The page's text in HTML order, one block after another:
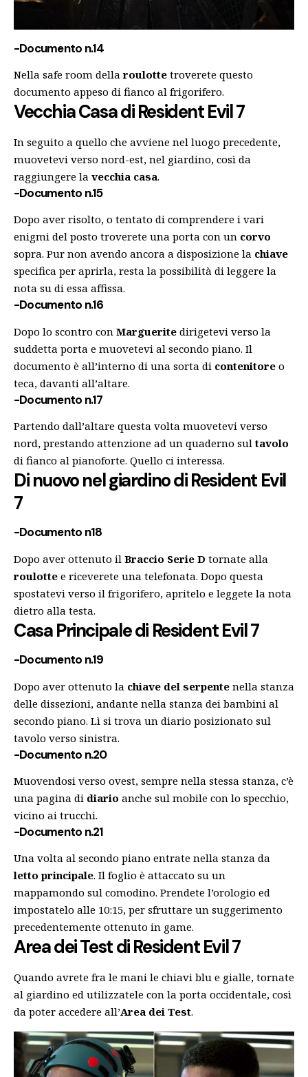
-Documento n.14
Nella safe room dellaroulotte troverete questo
documento appeso di fianco al frigorifero.
Vecchia Casadi Resident Evil 7
In seguito a quello che avviene nel luogo precedente,
muovetevi verso nord-est, nel giardino, così da
raggiungere la vecchia casa.
-Documento n.15
Dopo aver risolto, o tentato di comprendere i vari
enigmi del posto troverete una porta con un corvo
sopra. Pur non avendo ancora a disposizione la chiave
specifica per aprirla, resta la possibilità di leggere la
nota su di essa affissa.
-Documento n.16
Dopo lo scontro con Marguerite dirigetevi verso la
suddetta porta e muovetevi al secondo piano. Il
documento è all’interno di una sorta di contenitore o
teca, davanti all’altare.
-Documento n.17
Partendo dall’altare questa volta muovetevi verso
nord, prestando attenzione ad un quaderno sultavolo
di fianco al pianoforte. Quello ci interessa.
Di nuovo nel giardinodi Resident Evil
7
-Documento n18
Dopo aver ottenuto il Braccio Serie D tornate alla
roulotte e riceverete una telefonata. Dopo questa
spostatevi verso il frigorifero, apritelo e leggete la nota
dietro alla testa.
Casa Principaledi Resident Evil 7
-Documento n.19
Dopo aver ottenuto la chiave del serpente nella stanza
delle dissezioni, andante nella stanza dei bambini al
secondo piano. Lì si trova un diario posizionato sul
tavolo verso sinistra.
-Documento n.20
Muovendosi verso ovest, sempre nella stessa stanza, c’è
una pagina di diario anche sul mobile con lo specchio,
vicino ai trucchi.
-Documento n.21
Una volta al secondo piano entrate nella stanza da
letto principale. Il foglio è attaccato su un
mappamondo sul comodino. Prendete l’orologio ed
impostatelo alle 10:15, per sfruttare un suggerimento
precedentemente ottenuto in game.
Area dei Testdi Resident Evil 7
Quando avrete fra le mani le chiavi blu e gialle, tornate
al giardino ed utilizzatele con la porta occidentale, così
da poter accedere all’Area dei Test.